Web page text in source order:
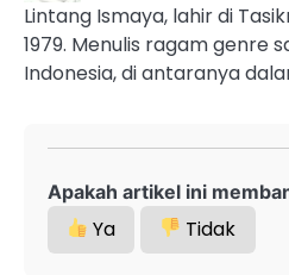
Lintang Ismaya, lahir di
1979. Menulis ragam genre
Indonesia, di antaranya
Apakah artikel ini
Ya Tidak